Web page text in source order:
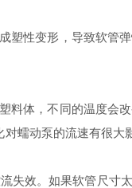
变形，导致软管
，不同的温度会
蠕动泵的流速有很
效。如果软管尺寸